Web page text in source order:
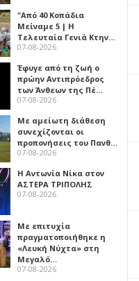
"Από 40 Κοπάδια
Μείναμε 5 | Η
Τελευταία Γενιά Κτην…
07-08-2026
Έφυγε από τη ζωή ο
πρώην Αντιπρόεδρος
των Άνθεων της Πέ…
07-08-2026
Με αμείωτη διάθεση
συνεχίζονται οι
προπονήσεις του Πανθ…
07-08-2026
Η Αντωνία Νίκα στον
ΑΣΤΕΡΑ ΤΡΙΠΟΛΗΣ
07-08-2026
Με επιτυχία
πραγματοποιήθηκε η
«Λευκή Νύχτα» στη
Μεγαλό…
07-08-2026